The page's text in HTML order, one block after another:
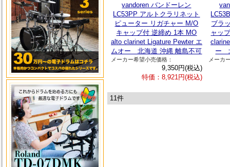
vandoren バンドーレン
LC53PP アルトクラリネット
ピューター リガチャー M/O
キャップ付 逆締め 1本 MO
alto clarinet Ligature Pewter エ
ムオー 北海道 沖縄 離島不可
メーカー希望小売価格：
9,350円(税込)
特価：8,921円(税込)
ブラ
ャッ
ー
メーカ
11件